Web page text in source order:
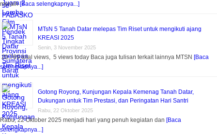
meraih[Baca selengkapnya...]
MTsN 5 Tanah Datar melepas Tim Riset untuk mengikuti ajang
KREASI 2025
Senin, 3 November 2025
20,769 total views, 5 views today Baca juga tulisan terkait lainnya MTSN [Baca
selengkapnya...]
Gotong Royong, Kunjungan Kepala Kemenag Tanah Datar,
Dukungan untuk Tim Prestasi, dan Peringatan Hari Santri
Rabu, 22 Oktober 2025
Rabu, 22 Oktober 2025 menjadi hari yang penuh kegiatan dan [Baca
selengkapnya...]